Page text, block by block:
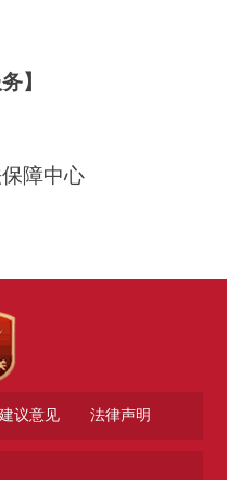
】
障中心
建议意见 法律声明